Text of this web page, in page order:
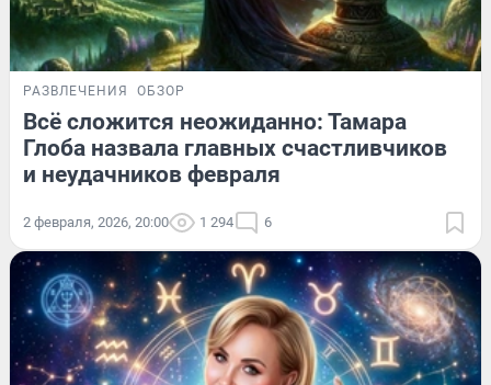
РАЗВЛЕЧЕНИЯ ОБЗОР
Всё сложится неожиданно: Тамара
Глоба назвала главных счастливчиков
и неудачников февраля
2 февраля, 2026, 20:00 1 294 6